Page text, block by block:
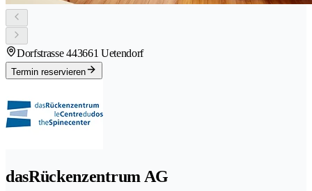
Dorfstrasse 443661 Uetendorf
Termin reservieren
dasRückenzentrum AG